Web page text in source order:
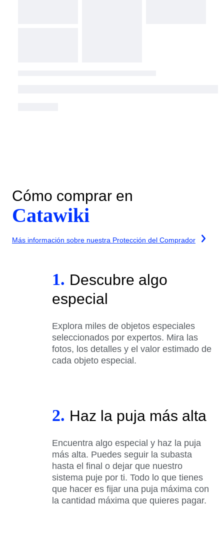
Cómo comprar en
Catawiki
Más información sobre nuestra Protección del Comprador
1. Descubre algo
especial
Explora miles de objetos especiales
seleccionados por expertos. Mira las
fotos, los detalles y el valor estimado de
cada objeto especial.
2. Haz la puja más alta
Encuentra algo especial y haz la puja
más alta. Puedes seguir la subasta
hasta el final o dejar que nuestro
sistema puje por ti. Todo lo que tienes
que hacer es fijar una puja máxima con
la cantidad máxima que quieres pagar.